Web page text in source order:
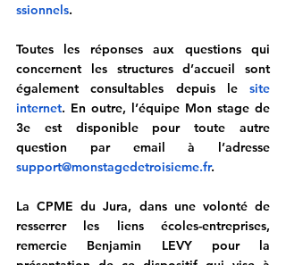
ssionnels.
Toutes les réponses aux questions qui
concernent les structures d’accueil sont
également consultables depuis le site
internet. En outre, l’équipe Mon stage de
3e est disponible pour toute autre
support@monstagedetroisieme.fr.
La CPME du Jura, dans une volonté de
resserrer les liens écoles-entreprises,
remercie Benjamin LEVY pour la